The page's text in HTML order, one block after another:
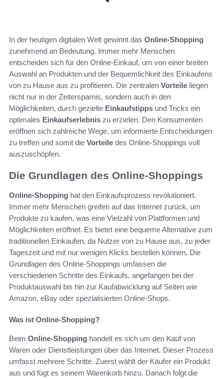
In der heutigen digitalen Welt gewinnt das Online-Shopping
zunehmend an Bedeutung. Immer mehr Menschen
entscheiden sich für den Online-Einkauf, um von einer breiten
Auswahl an Produkten und der Bequemlichkeit des Einkaufens
von zu Hause aus zu profitieren. Die zentralen Vorteile liegen
nicht nur in der Zeitersparnis, sondern auch in den
Möglichkeiten, durch gezielte Einkaufstipps und Tricks ein
optimales Einkaufserlebnis zu erzielen. Den Konsumenten
eröffnen sich zahlreiche Wege, um informierte Entscheidungen
zu treffen und somit die Vorteile des Online-Shoppings voll
auszuschöpfen.
Die Grundlagen des Online-Shoppings
Online-Shopping hat den Einkaufsprozess revolutioniert.
Immer mehr Menschen greifen auf das Internet zurück, um
Produkte zu kaufen, was eine Vielzahl von Plattformen und
Möglichkeiten eröffnet. Es bietet eine bequeme Alternative zum
traditionellen Einkaufen, da Nutzer von zu Hause aus, zu jeder
Tageszeit und mit nur wenigen Klicks bestellen können. Die
Grundlagen des Online-Shoppings umfassen die
verschiedenen Schritte des Einkaufs, angefangen bei der
Produktauswahl bis hin zur Kaufabwicklung auf Seiten wie
Amazon, eBay oder spezialisierten Online-Shops.
Was ist Online-Shopping?
Beim Online-Shopping handelt es sich um den Kauf von
Waren oder Dienstleistungen über das Internet. Dieser Prozess
umfasst mehrere Schritte. Zuerst wählt der Käufer ein Produkt
aus und fügt es seinem Warenkorb hinzu. Danach folgt die